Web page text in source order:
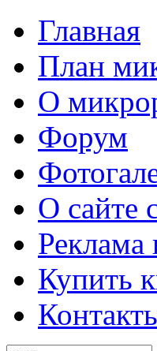
Главная
План
О
Форум
О сайте
Реклама
Купить